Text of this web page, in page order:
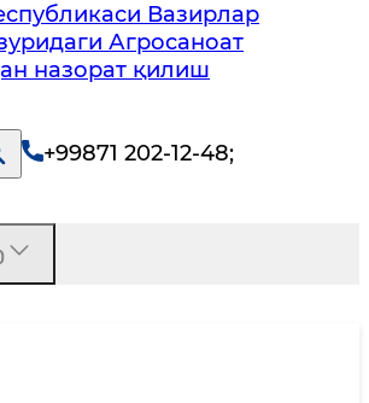
Вазирлар
Агросаноат
назорат қилиш
+99871 202-12-48;